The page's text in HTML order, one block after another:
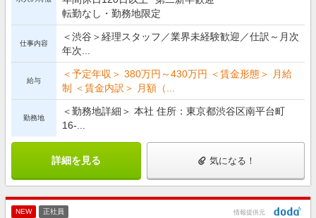
転勤なし・勤務地限定
仕事内容
＜渋谷＞経理スタッフ／業界未経験歓迎／仕訳～月次
年次...
給与
＜予定年収＞ 380万円～430万円 ＜賃金形態＞ 月給
制 ＜賃金内訳＞ 月額（...
勤務地
＜勤務地詳細＞ 本社 住所：東京都渋谷区南平台町
16-...
詳細を見る 気になる！
NEW 正社員 情報提供元